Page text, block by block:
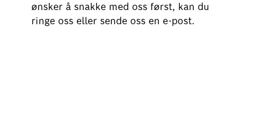
ønsker å snakke med oss først, kan du
ringe oss eller sende oss en e-post.